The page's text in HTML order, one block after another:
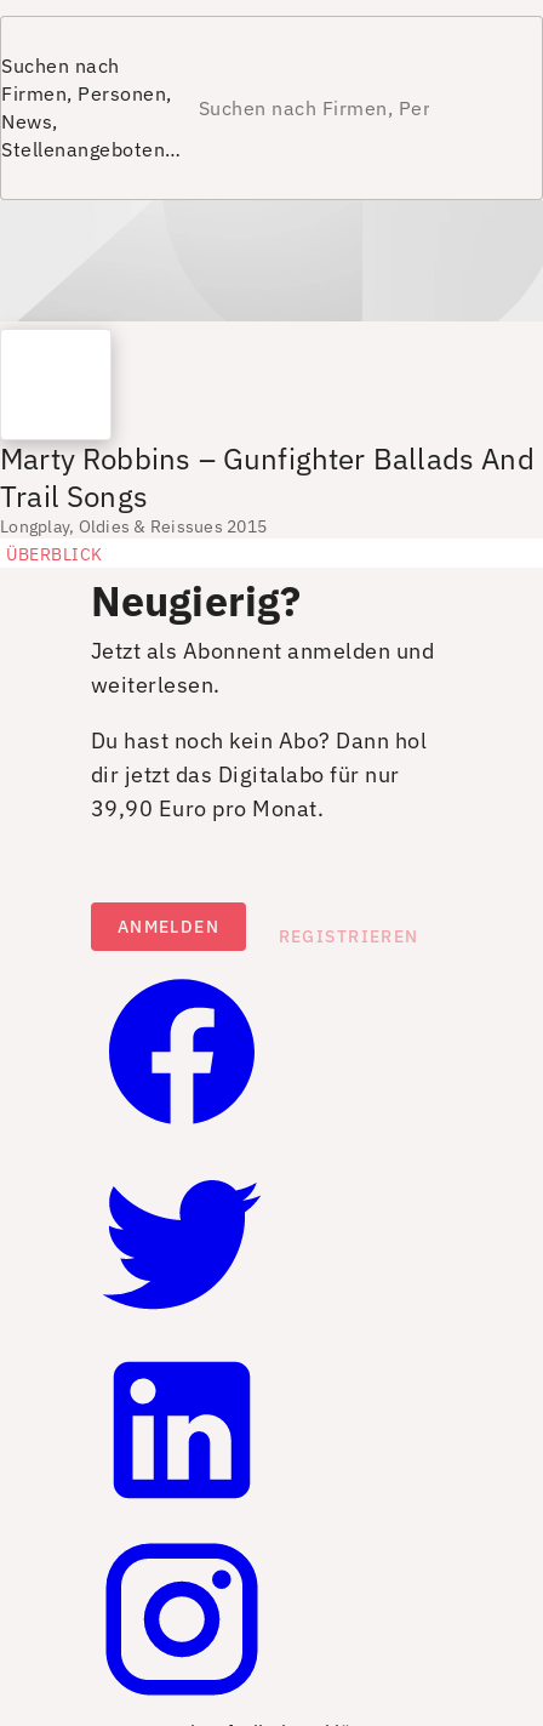
Suchen nach
Firmen, Personen,
News,
Stellenangeboten…
Marty Robbins – Gunfighter Ballads And
Trail Songs
Longplay, Oldies & Reissues 2015
ÜBERBLICK
Neugierig?
Jetzt als Abonnent anmelden und
weiterlesen.
Du hast noch kein Abo? Dann hol
dir jetzt das Digitalabo für nur
39,90 Euro pro Monat.
ANMELDEN REGISTRIEREN